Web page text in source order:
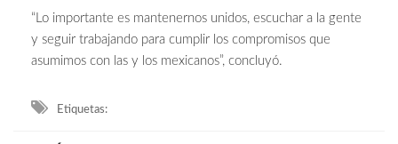
“Lo importante es mantenernos unidos, escuchar a la gente
y seguir trabajando para cumplir los compromisos que
asumimos con las y los mexicanos”, concluyó.
Etiquetas: